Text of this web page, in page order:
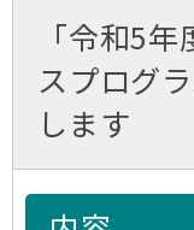
「令和5
スプログ
します